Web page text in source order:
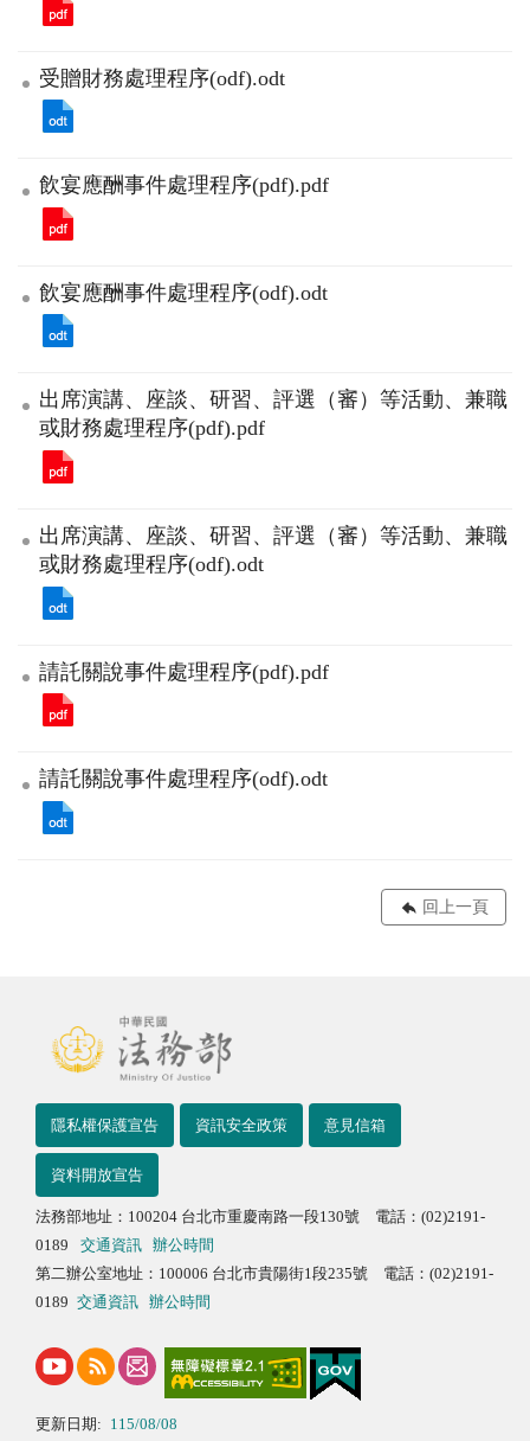
受贈財務處理程序(odf).odt
飲宴應酬事件處理程序(pdf).pdf
飲宴應酬事件處理程序(odf).odt
出席演講、座談、研習、評選（審）等活動、兼職
或財務處理程序(pdf).pdf
出席演講、座談、研習、評選（審）等活動、兼職
或財務處理程序(odf).odt
請託關說事件處理程序(pdf).pdf
請託關說事件處理程序(odf).odt
回上一頁
隱私權保護宣告 資訊安全政策 意見信箱
資料開放宣告
法務部地址：100204 台北市重慶南路一段130號 電話：(02)2191-
0189
交通資訊
辦公時間
第二辦公室地址：100006 台北市貴陽街1段235號 電話：(02)2191-
0189 交通資訊 辦公時間
更新日期: 115/08/08